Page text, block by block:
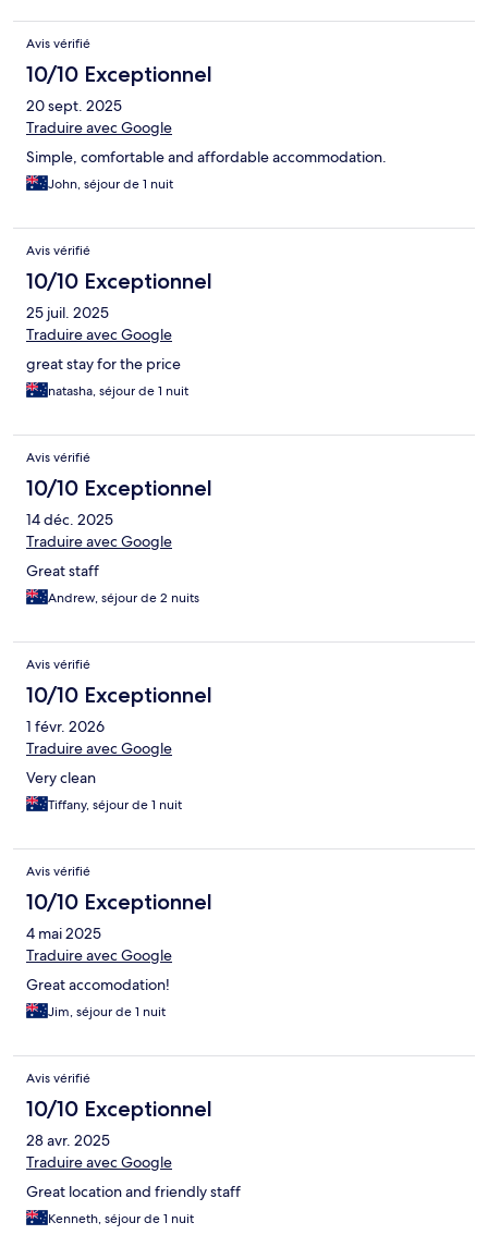
Avis vérifié
10/10 Exceptionnel
20 sept. 2025
Traduire avec Google
Simple, comfortable and affordable accommodation.
John, séjour de 1 nuit
Avis vérifié
10/10 Exceptionnel
25 juil. 2025
Traduire avec Google
great stay for the price
natasha, séjour de 1 nuit
Avis vérifié
10/10 Exceptionnel
14 déc. 2025
Traduire avec Google
Great staff
Andrew, séjour de 2 nuits
Avis vérifié
10/10 Exceptionnel
1 févr. 2026
Traduire avec Google
Very clean
Tiffany, séjour de 1 nuit
Avis vérifié
10/10 Exceptionnel
4 mai 2025
Traduire avec Google
Great accomodation!
Jim, séjour de 1 nuit
Avis vérifié
10/10 Exceptionnel
28 avr. 2025
Traduire avec Google
Great location and friendly staff
Kenneth, séjour de 1 nuit